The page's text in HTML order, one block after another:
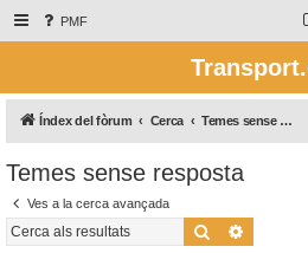
PMF
Índex del fòrum Cerca Temes sense resposta
Temes sense resposta
Ves a la cerca avançada
Cerca